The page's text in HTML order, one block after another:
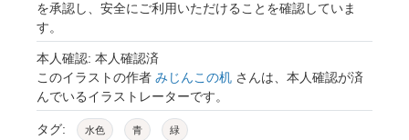
を承認し、安全にご利用いただけることを確認していま
す。
本人確認: 本人確認済
このイラストの作者 みじんこの机 さんは、本人確認が済
んでいるイラストレーターです。
タグ: 水色 青 緑